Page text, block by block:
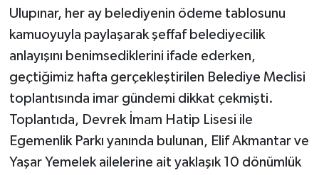
Ulupınar, her ay belediyenin ödeme tablosunu
kamuoyuyla paylaşarak şeffaf belediyecilik
anlayışını benimsediklerini ifade ederken,
geçtiğimiz hafta gerçekleştirilen Belediye Meclisi
toplantısında imar gündemi dikkat çekmişti.
Toplantıda, Devrek İmam Hatip Lisesi ile
Egemenlik Parkı yanında bulunan, Elif Akmantar ve
Yaşar Yemelek ailelerine ait yaklaşık 10 dönümlük